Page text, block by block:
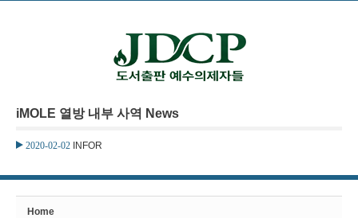
iMOLE 열방 내부 사역 News
2020-02-02 INFOR
Home
Sketchbook5, 스케치북5
Sketchbook5, 스케치북5